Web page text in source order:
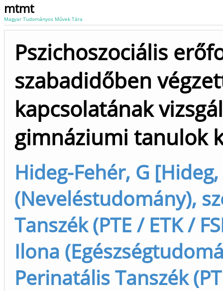
mtmt
Magyar Tudományos Művek Tára
Pszichoszociális
szabadidőben
kapcsolatának
gimnáziumi tanulok
Hideg-Fehér, G
(Neveléstudomány),
Tanszék (PTE / ETK /
Ilona
Perinatális Tanszék